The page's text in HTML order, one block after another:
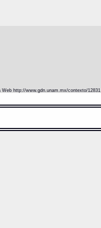
http://www.gdn.unam.mx/contexto/12831